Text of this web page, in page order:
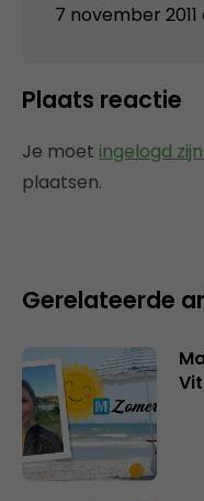
7 november 2011
Plaats reactie
Je moet ingelogd
plaatsen.
Gerelateerde